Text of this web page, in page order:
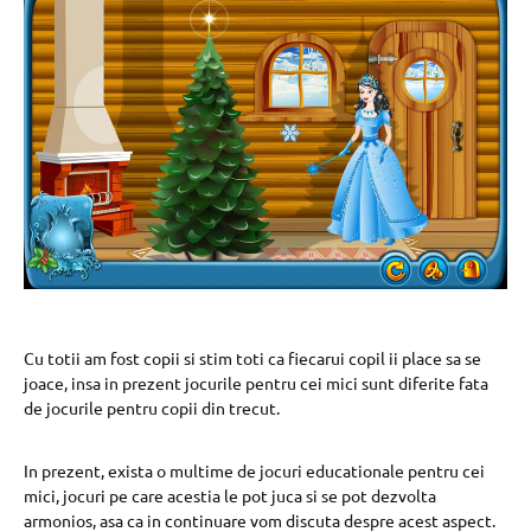
Cu totii am fost copii si stim toti ca fiecarui copil ii place sa se
joace, insa in prezent jocurile pentru cei mici sunt diferite fata
de jocurile pentru copii din trecut.
In prezent, exista o multime de jocuri educationale pentru cei
mici, jocuri pe care acestia le pot juca si se pot dezvolta
armonios, asa ca in continuare vom discuta despre acest aspect.